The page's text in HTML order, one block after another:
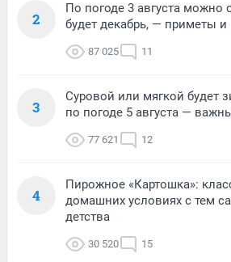
2
По погоде 3 августа можно
будет декабрь, — приметы и
87 025 11
3
Суровой или мягкой будет
по погоде 5 августа —
77 621 12
4
Пирожное «Картошка»:
домашних условиях с тем
детства
30 520 15